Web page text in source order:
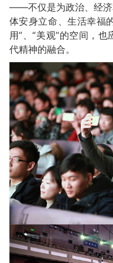
——不仅是为政治、经济
体安身立命、生活幸福
用”、“美观”的空间，
代精神的融合。